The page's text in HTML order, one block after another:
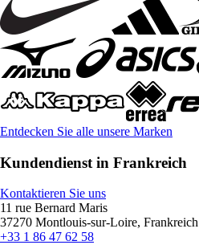
Entdecken Sie alle unsere Marken
Kundendienst in Frankreich
Kontaktieren Sie uns
11 rue Bernard Maris
37270 Montlouis-sur-Loire, Frankreich
+33 1 86 47 62 58